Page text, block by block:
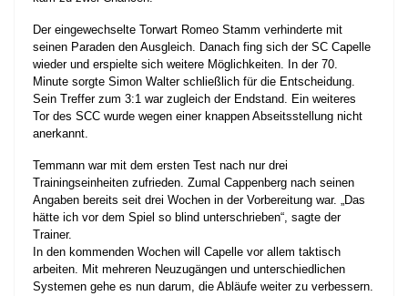
Der eingewechselte Torwart Romeo Stamm verhinderte mit
seinen Paraden den Ausgleich. Danach fing sich der SC Capelle
wieder und erspielte sich weitere Möglichkeiten. In der 70.
Minute sorgte Simon Walter schließlich für die Entscheidung.
Sein Treffer zum 3:1 war zugleich der Endstand. Ein weiteres
Tor des SCC wurde wegen einer knappen Abseitsstellung nicht
anerkannt.
Temmann war mit dem ersten Test nach nur drei
Trainingseinheiten zufrieden. Zumal Cappenberg nach seinen
Angaben bereits seit drei Wochen in der Vorbereitung war. „Das
hätte ich vor dem Spiel so blind unterschrieben“, sagte der
Trainer.
In den kommenden Wochen will Capelle vor allem taktisch
arbeiten. Mit mehreren Neuzugängen und unterschiedlichen
Systemen gehe es nun darum, die Abläufe weiter zu verbessern.